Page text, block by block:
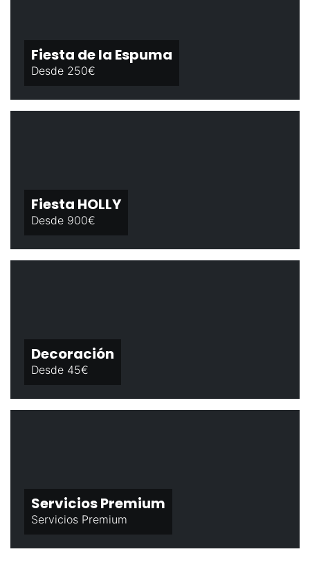
Fiesta de la Espuma
Desde 250€
Fiesta HOLLY
Desde 900€
Decoración
Desde 45€
Servicios Premium
Servicios Premium